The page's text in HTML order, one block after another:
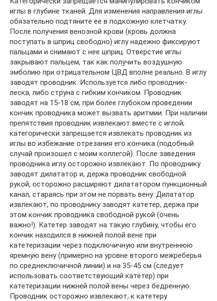
иглы в глубине тканей. Для изменения направления иглы
обязательно подтяните ее в подкожную клетчатку.
После получения венозной крови (кровь должна
поступать в шприц свободно) иглу надежно фиксируют
пальцами и снимают с нее шприц. Отверстие иглы
закрывают пальцем, так как получить воздушную
эмболию при отрицательном ЦВД вполне реально. В иглу
заводят проводник. Используется либо проводник-
леска, либо струна с гибким кончиком. Проводник
заводят на 15-18 см, при более глубоком проведении
кончик проводника может вызвать аритмии. При наличии
препятствия проводник извлекают вместе с иглой;
категорически запрещается извлекать проводник из
иглы во избежание отрезания его кончика (подобный
случай произошел с моим коллегой). После заведения
проводника иглу осторожно извлекают. По проводнику
заводят дилататор и, держа проводник свободной
рукой, осторожно расширяют дилататором пункционный
канал, стараясь при этом не порвать вену. Дилататор
извлекают, по проводнику заводят катетер, держа при
этом кончик проводника свободной рукой (очень
важно!). Катетер заводят на такую глубину, чтобы его
кончик находился в нижней полой вене при
катетеризации через подключичную или внутреннюю
яремную вену (примерно на уровне второго межреберья
по среднеключичной линии) и на 35-45 см (следует
использовать соответствующий катетер) при
катетеризации нижней полой вены через бедренную.
Проводник осторожно извлекают, к катетеру